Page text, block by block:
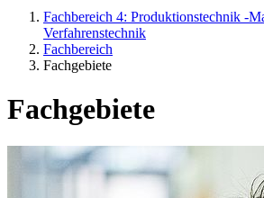
Fachbereich 4: Produktionstechnik -
Verfahrenstechnik
Fachbereich
Fachgebiete
Fachgebiete